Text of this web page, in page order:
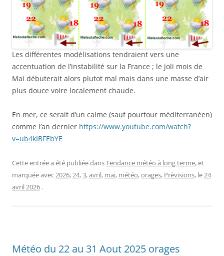
Les différentes modélisations tendraient vers une
accentuation de l’instabilité sur la France ; le joli mois de
Mai débuterait alors plutot mal mais dans une masse d’air
plus douce voire localement chaude.
En mer, ce serait d’un calme (sauf pourtour méditerranéen)
comme l’an dernier https://www.youtube.com/watch?
v=ub4kIBFEbYE
Cette entrée a été publiée dansTendance météo à long terme, et
marquée avec2026,24,3,avril, mai, météo,orages, Prévisions, le24
avril 2026 .
Météo du 22 au 31 Aout 2025 orages